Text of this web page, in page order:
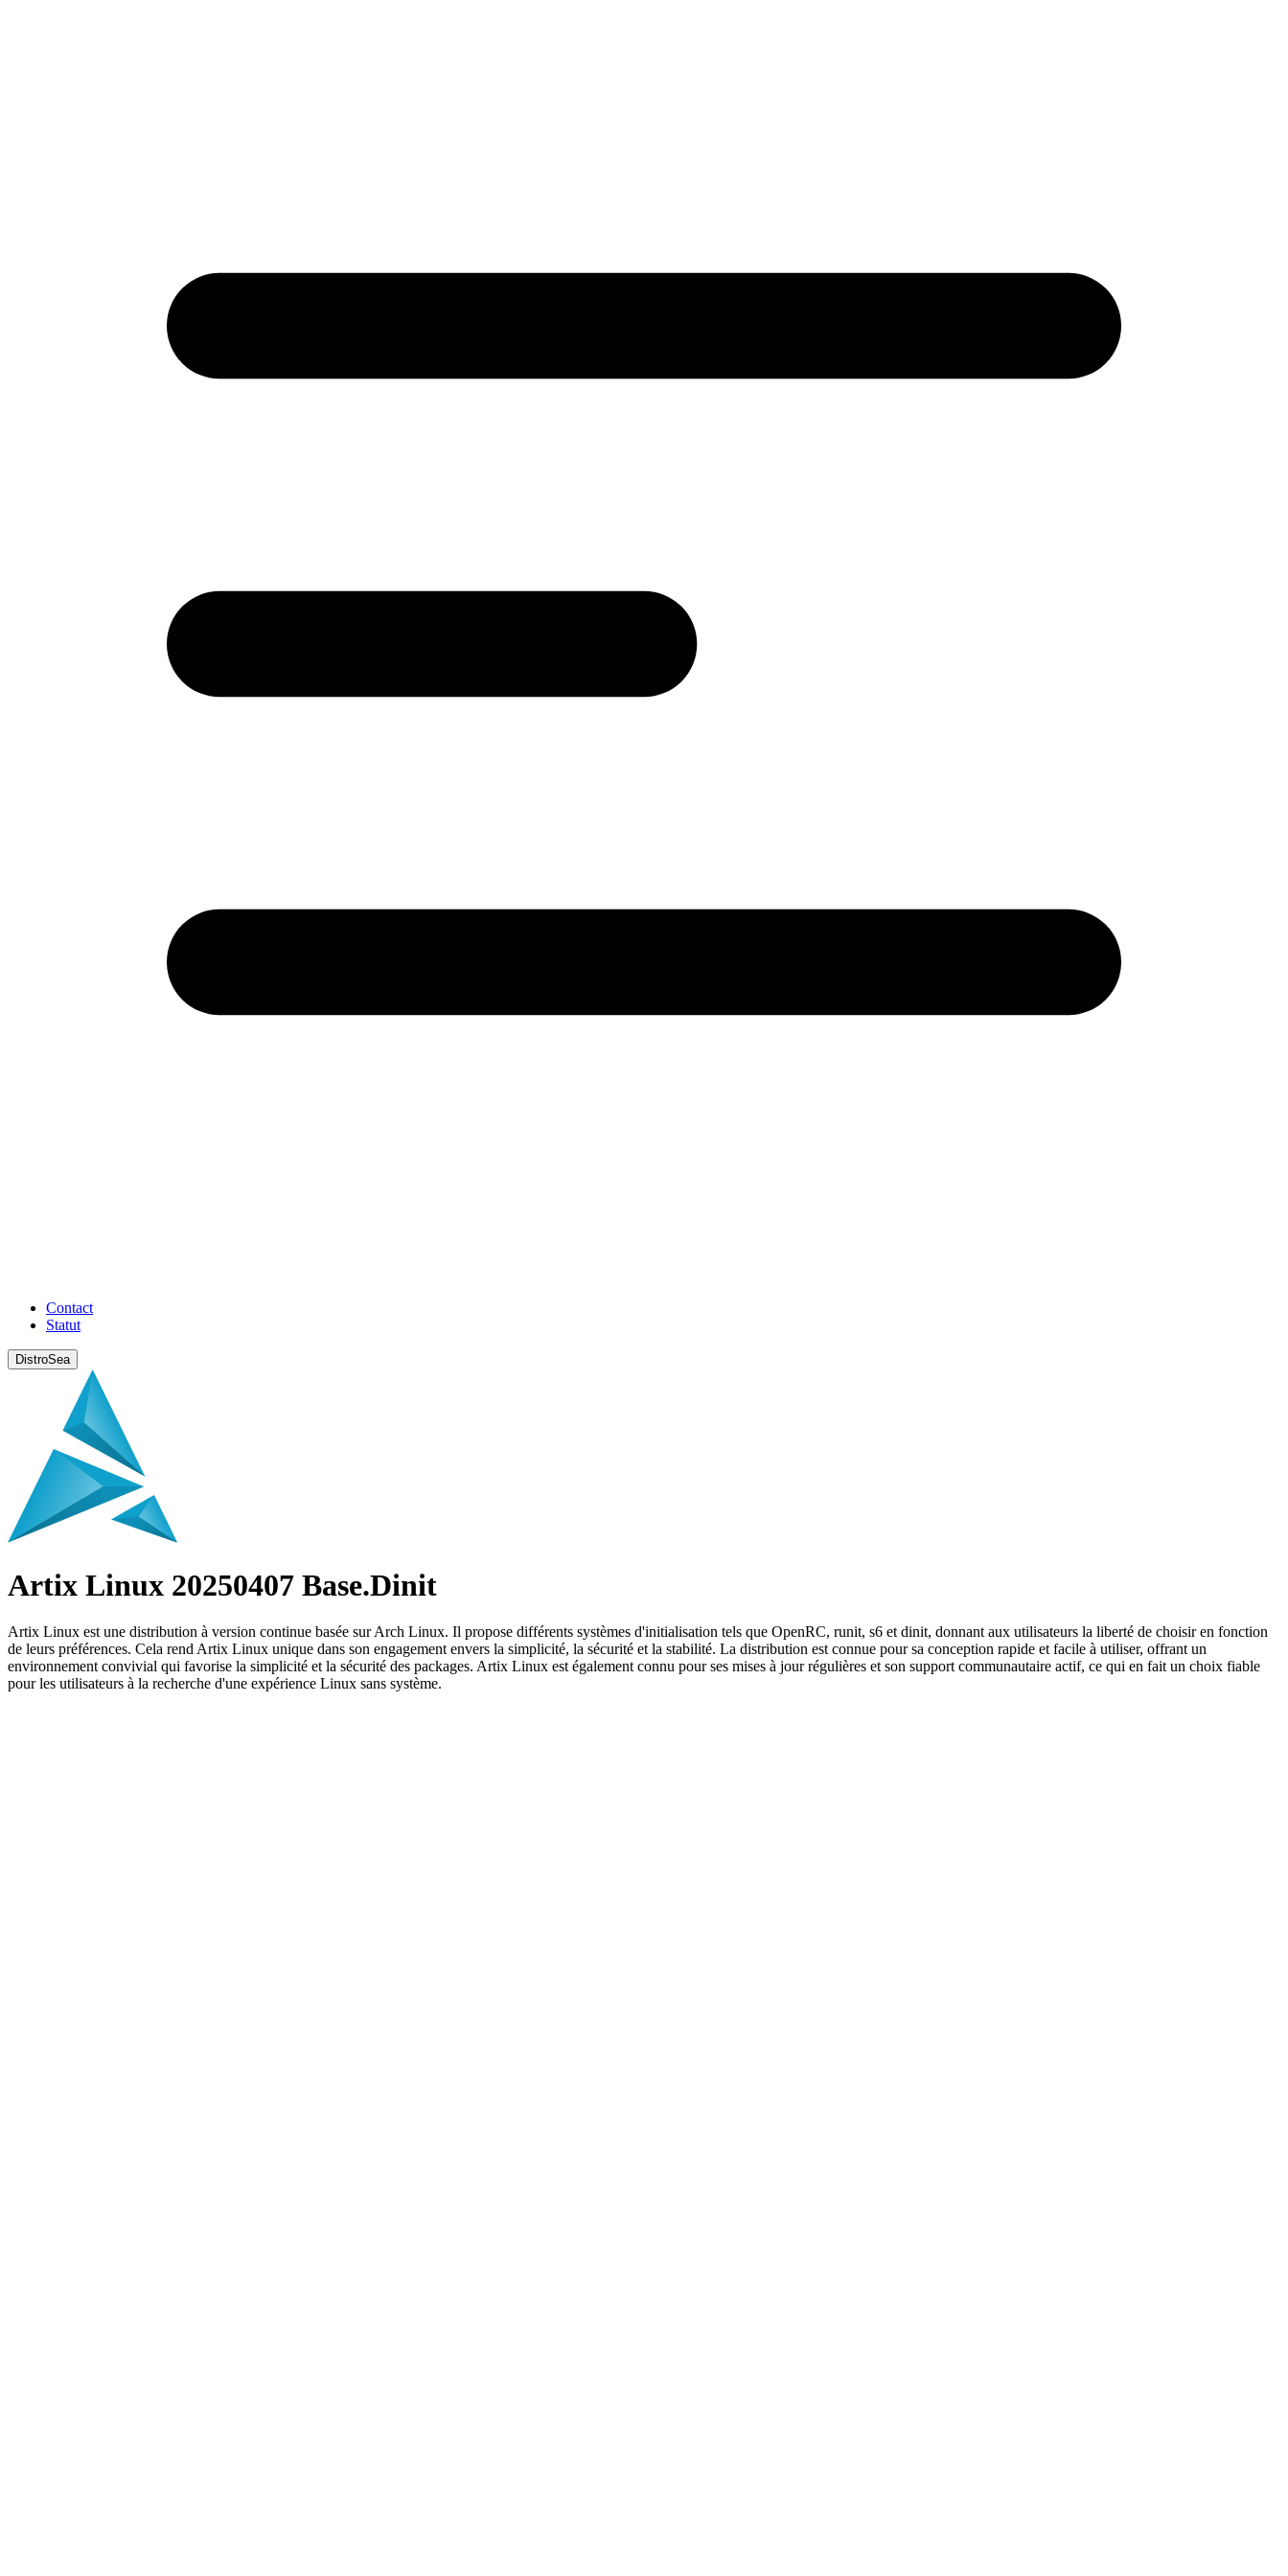
Contact
Statut
DistroSea
Artix Linux 20250407 Base.Dinit
Artix Linux est une distribution à version continue basée sur Arch Linux. Il propose différents systèmes d'initialisation tels que OpenRC, runit, s6 et dinit, donnant aux utilisateurs la liberté de choisir en fonction
de leurs préférences. Cela rend Artix Linux unique dans son engagement envers la simplicité, la sécurité et la stabilité. La distribution est connue pour sa conception rapide et facile à utiliser, offrant un
environnement convivial qui favorise la simplicité et la sécurité des packages. Artix Linux est également connu pour ses mises à jour régulières et son support communautaire actif, ce qui en fait un choix fiable
pour les utilisateurs à la recherche d'une expérience Linux sans système.